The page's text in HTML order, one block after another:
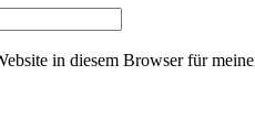
in diesem Browser für